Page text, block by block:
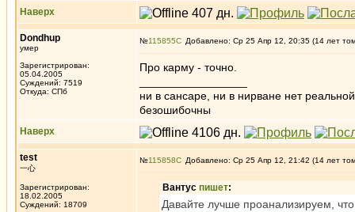
Наверх
Dondhup
умер
Зарегистрирован:
05.04.2005
Суждений: 7519
Откуда: СПб
№115855 Добавлено: Ср 25 Апр 12, 20:35 (14 лет
Про карму - точно.
ни в сансаре, ни в нирване нет
безошибочны
Наверх
test
一心
Зарегистрирован:
18.02.2005
Суждений: 18709
№115858 Добавлено: Ср 25 Апр 12, 21:42 (14 лет
Вантус пишет:
Давайте лучше проанализируем,